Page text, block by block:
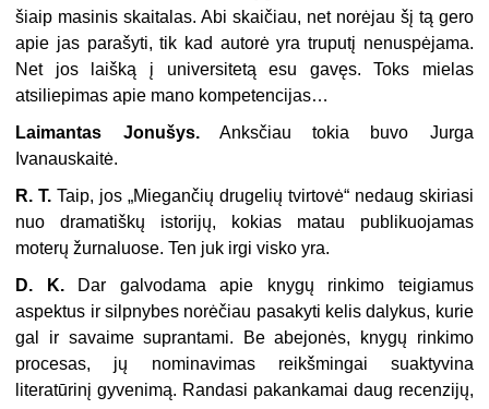
šiaip masinis skaitalas. Abi skaičiau, net norėjau šį tą gero
apie jas parašyti, tik kad autorė yra truputį nenuspėjama.
Net jos laišką į universitetą esu gavęs. Toks mielas
atsiliepimas apie mano kompetencijas…
Laimantas Jonušys.Anksčiau tokia buvo Jurga
Ivanauskaitė.
R. T. Taip, jos „Miegančių drugelių tvirtovė“ nedaug skiriasi
nuo dramatiškų istorijų, kokias matau publikuojamas
moterų žurnaluose. Ten juk irgi visko yra.
D. K.Dar galvodama apie knygų rinkimo teigiamus
aspektus ir silpnybes norėčiau pasakyti kelis dalykus, kurie
gal ir savaime suprantami. Be abejonės, knygų rinkimo
procesas, jų nominavimas reikšmingai suaktyvina
literatūrinį gyvenimą. Randasi pakankamai daug recenzijų,